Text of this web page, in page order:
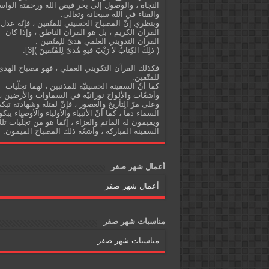
النجاة ، والوصول إلى بحر فيض الله ورحمته
والفناء في الله سبحانه وتعالى.
وبنظري إنّ المصباح الحسيني للمتّقين ، فإنّه عدل
القرآن الكريم ، بل هو القرآن الناطق ، وإذا كان
القرآن التدويني العلمي هدىً للمتّقين :
( ذلِكَ الكِتابُ لا رَيْبَ فيهِ هُدىً لِلْمُتَّقينَ )[3].
فكذلك القرآن التكويني العملي ، فهو مصباح
للمتّقين.
كما أنّ السفينة الحسينيّة للمذنبين ، لهما تجلّيات
وأشعّات والألواح نورانيّة في السماوات والأرضين ،
وعلى مرّ التأريخ والعصور ، فإنّ لقتله وشهادته
السماء دماً ، كما أنّ الأنبياء والأولياء والأوصياء
ويقيمون له المآتم والعزاء ، إنّما هو من تجلّيات
السفينة المباركة ، وأشعّة ذلك المصباح الميمون.
أعمال شهر صفر
أعمال شهر صفر
مناسبات شهر صفر
مناسبات شهر صفر